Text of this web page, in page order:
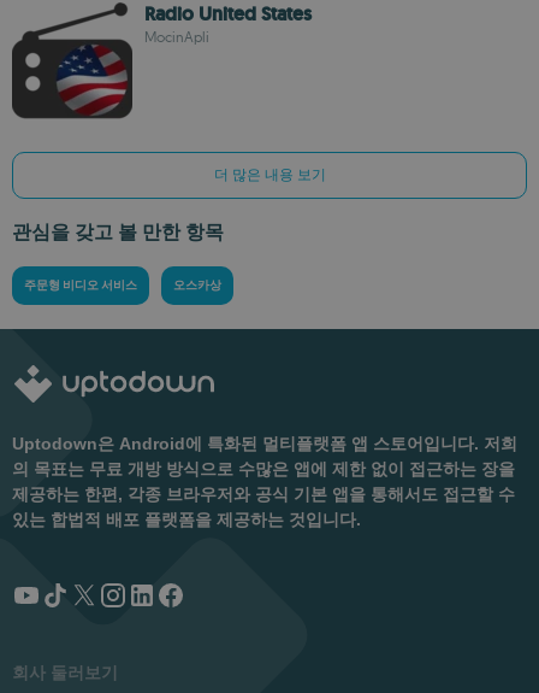
Radio United States
MocinApli
더 많은 내용 보기
관심을 갖고 볼 만한 항목
주문형 비디오 서비스 오스카상
Uptodown은 Android에 특화된 멀티플랫폼 앱 스토어입니다. 저희
의 목표는 무료 개방 방식으로 수많은 앱에 제한 없이 접근하는 장을
제공하는 한편, 각종 브라우저와 공식 기본 앱을 통해서도 접근할 수
있는 합법적 배포 플랫폼을 제공하는 것입니다.
회사 둘러보기